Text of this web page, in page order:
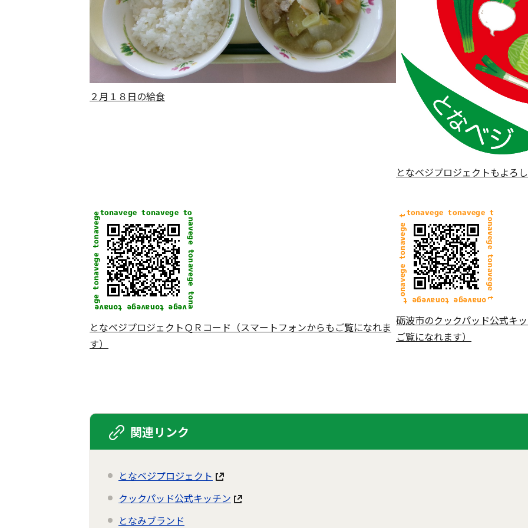
２月１８日の給食
となベジプロジェクトもよろ
となベジプロジェクトＱＲコード（スマートフォンからもご覧になれま
す）
砺波市のクックパッド公式キ
ご覧になれます）
関連リンク
となベジプロジェクト
クックパッド公式キッチン
となみブランド